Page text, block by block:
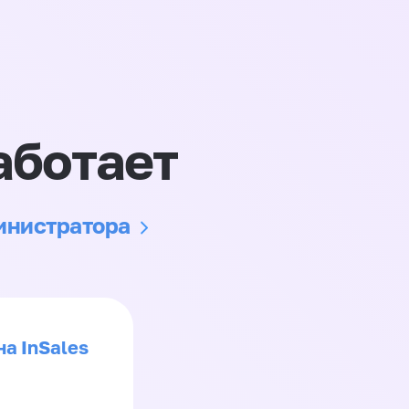
InSales